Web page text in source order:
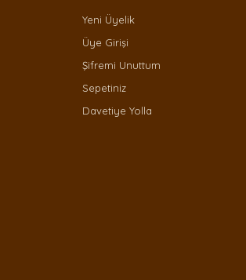
Gönder
Yeni Üyelik
Üye Girişi
Şifremi Unuttum
Sepetiniz
Davetiye Yolla